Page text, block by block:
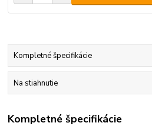
Kompletné špecifikácie
Na stiahnutie
Kompletné špecifikácie